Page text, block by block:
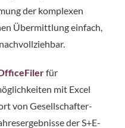
der komplexen
Übermittlung einfach,
für
mit Excel
von Gesellschafter-
der S+E-